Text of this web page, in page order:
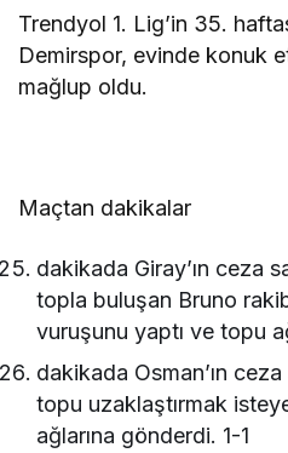
Trendyol 1. Lig’in 35.
Demirspor, evinde konuk
mağlup oldu.
Maçtan dakikalar
dakikada Giray’ın ceza
topla buluşan Bruno
vuruşunu yaptı ve topu
dakikada Osman’ın ceza
topu uzaklaştırmak
ağlarına gönderdi. 1-1